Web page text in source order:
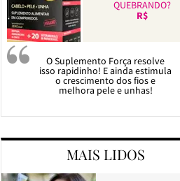
QUEBRANDO?
R$
O Suplemento Força resolve
isso rapidinho! E ainda estimula
o crescimento dos fios e
melhora pele e unhas!
MAIS LIDOS